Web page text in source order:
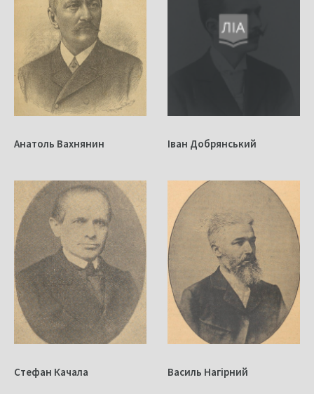
Анатоль Вахнянин Іван Добрянський
Стефан Качала Василь Нагірний